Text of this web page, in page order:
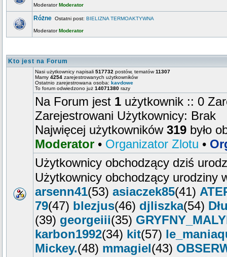
ModeratorModerator
Różne Ostatni post: BIELIZNA TERMOAKTYWNA
ModeratorModerator
Kto jest na Forum
Nasi użytkownicy napisali 517732 postów, tematów11307
Mamy 4254 zarejestrowanych użytkowników
Ostatnio zarejestrowana osoba: kavdowe
To forum odwiedzono już 14071380 razy
Na Forum jest 1 użytkownik :: 0
Zarejestrowani Użytkownicy: Brak
Najwięcej użytkowników 319 było
Moderator • Organizator Zlotu •
Użytkownicy obchodzący dziś
Użytkownicy obchodzący urodziny
arsenn41(53) asiaczek85(41)
79(47) blezjus(46) djliszka(54)
(39) georgeiii(35)
karbon1992(34) kit(57)
Mickey.(48) mmagiel(43)